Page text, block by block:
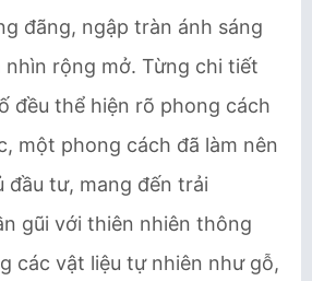
đãng, ngập tràn ánh sáng
rộng mở. Từng chi tiết
đều thể hiện rõ phong cách
một phong cách đã làm nên
đầu tư, mang đến trải
gũi với thiên nhiên thông
các vật liệu tự nhiên như gỗ,